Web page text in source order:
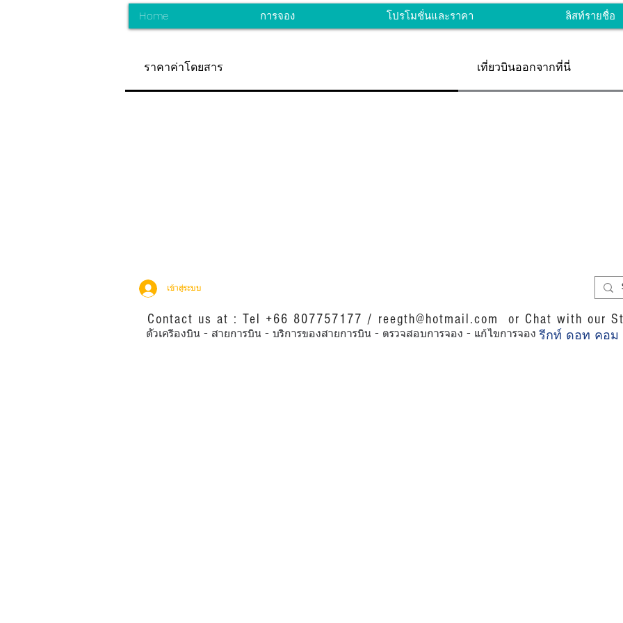
Home การจอง โปรโมชั่นและราคา ลิสท์รายชื่อ
ราคาค่าโดยสาร เที่ยวบินออกจากที่นี่
เข้าสู่ระบบ
Contact us at : Tel +66 807757177 / reegth@hotmail.com or Chat with our
ตั๋วเครื่องบิน - สายการบิน - บริการของสายการบิน - ตรวจสอบการจอง - แก้ไขการจอง รีกท์ ดอท คอม